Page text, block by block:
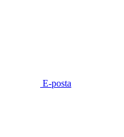
E-posta